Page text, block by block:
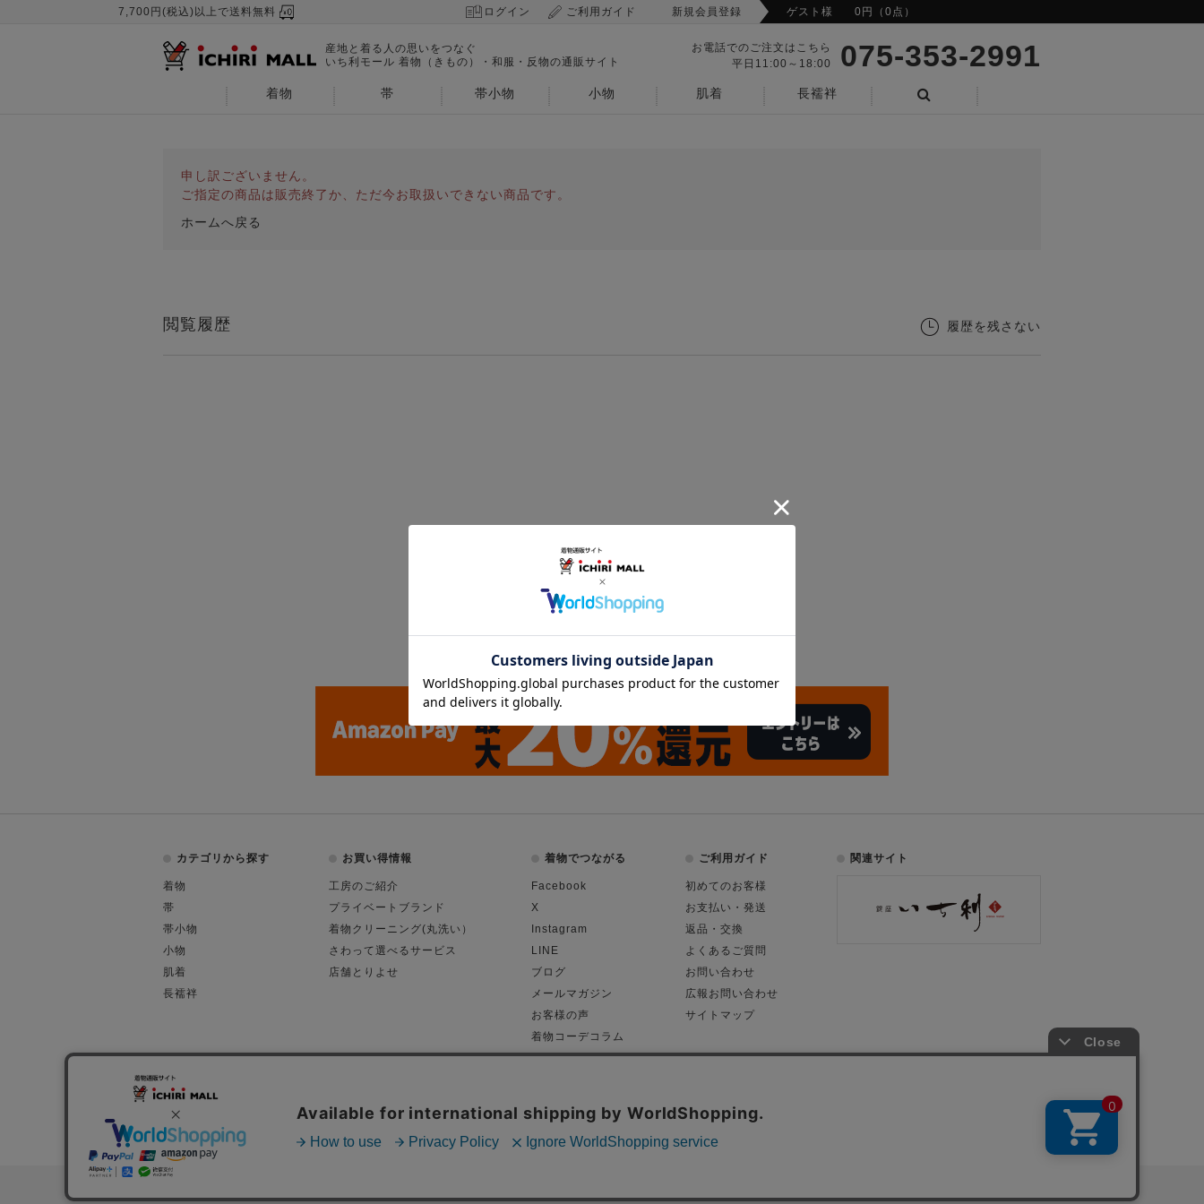
7,700円(税込)以上で送料無料 ログイン ご利用ガイド 新規会員登録 ゲスト様 0円（0点）
産地と着る人の思いをつなぐ
いち利モール 着物（きもの）・和服・反物の通販サイト
お電話でのご注文はこちら
平日11:00～18:00
075-353-2991
着物 帯 帯小物 小物 肌着
長襦袢
申し訳ございません。
ご指定の商品は販売終了か、ただ今お取扱いできない商品です。
ホームへ戻る
閲覧履歴 履歴を残さない
カテゴリから探す
着物
帯
帯小物
小物
肌着
長襦袢
お買い得情報
工房のご紹介
プライベートブランド
着物クリーニング(丸洗い）
さわって選べるサービス
店舗とりよせ
着物でつながる
Facebook
X
Instagram
LINE
ブログ
メールマガジン
お客様の声
着物コーデコラム
ご利用ガイド
初めてのお客様
お支払い・発送
返品・交換
よくあるご質問
お問い合わせ
広報お問い合わせ
サイトマップ
関連サイト